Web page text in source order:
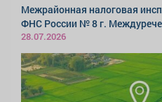
Межрайонная налоговая
ФНС России № 8 г.
28.07.2026